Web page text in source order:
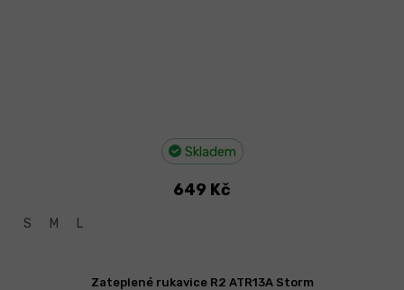
Skladem
649 Kč
S M L
Zateplené rukavice R2 ATR13A Storm